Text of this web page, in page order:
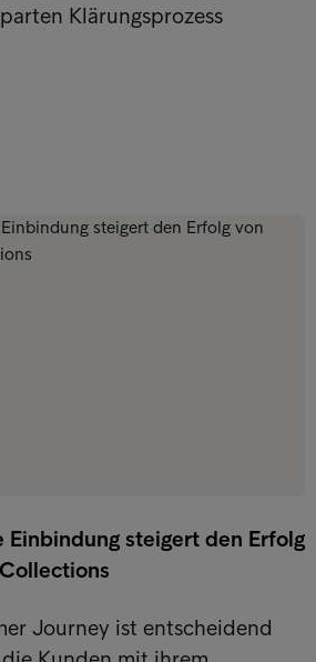
Klärungsprozess
Einbindung steigert den Erfolg
Journey ist entscheidend